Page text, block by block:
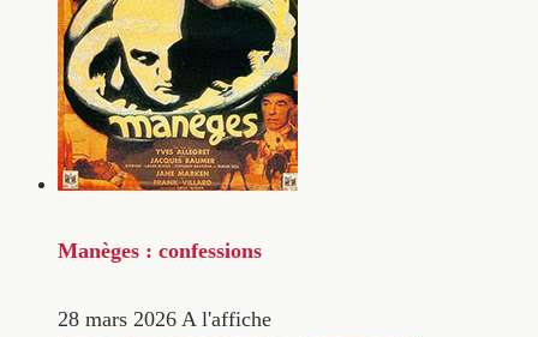
Manèges : confessions
28 mars 2026 A l'affiche